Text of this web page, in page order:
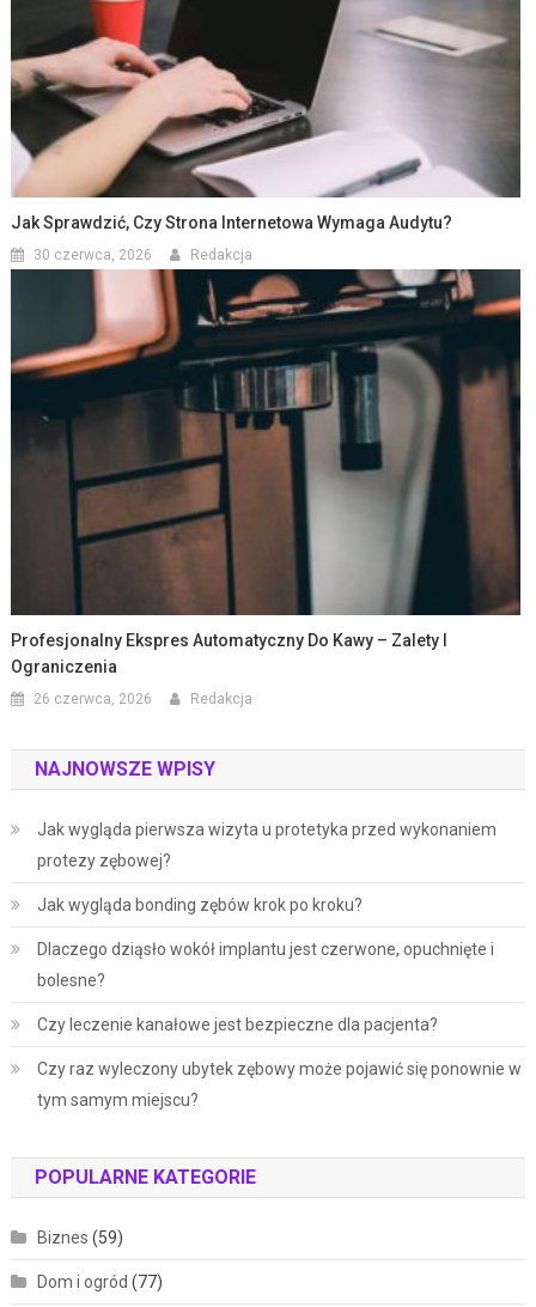
Jak Sprawdzić, Czy Strona Internetowa Wymaga Audytu?
30 czerwca, 2026 Redakcja
Profesjonalny Ekspres Automatyczny Do Kawy – Zalety I
Ograniczenia
26 czerwca, 2026 Redakcja
NAJNOWSZE WPISY
Jak wygląda pierwsza wizyta u protetyka przed wykonaniem
protezy zębowej?
Jak wygląda bonding zębów krok po kroku?
Dlaczego dziąsło wokół implantu jest czerwone, opuchnięte i
bolesne?
Czy leczenie kanałowe jest bezpieczne dla pacjenta?
Czy raz wyleczony ubytek zębowy może pojawić się ponownie w
tym samym miejscu?
POPULARNE KATEGORIE
Biznes (59)
Dom i ogród (77)